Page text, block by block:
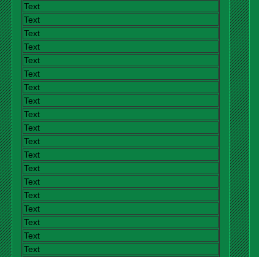
Text
Text
Text
Text
Text
Text
Text
Text
Text
Text
Text
Text
Text
Text
Text
Text
Text
Text
Text